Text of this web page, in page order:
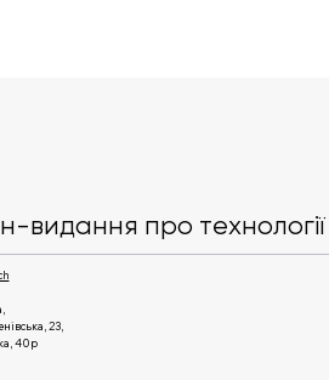
через
ШІ-пошук
видання про
23,​
40р